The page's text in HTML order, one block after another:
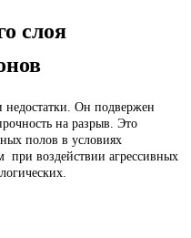
слоя
недостатки. Он подвержен
на разрыв. Это
полов в условиях
при воздействии агрессивных